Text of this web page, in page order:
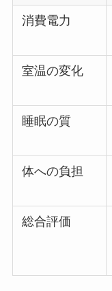
消費電力
室温の変化
睡眠の質
体への負担
総合評価